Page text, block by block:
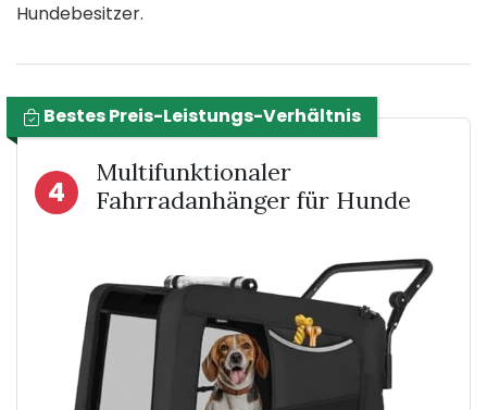
Hundebesitzer.
Bestes Preis-Leistungs-Verhältnis
4
Multifunktionaler
Fahrradanhänger für Hunde